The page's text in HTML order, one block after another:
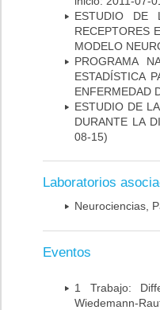
ESTUDIO DE
RECEPTORES
MODELO
PROGRAMA
ESTADÍSTICA
ENFERMEDAD
ESTUDIO DE
DURANTE LA
08-15)
Laboratorios
Neurociencias,
Eventos
1 Trabajo:
Wiedemann-